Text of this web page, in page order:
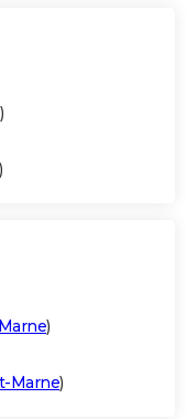
)
)
)
Marne)